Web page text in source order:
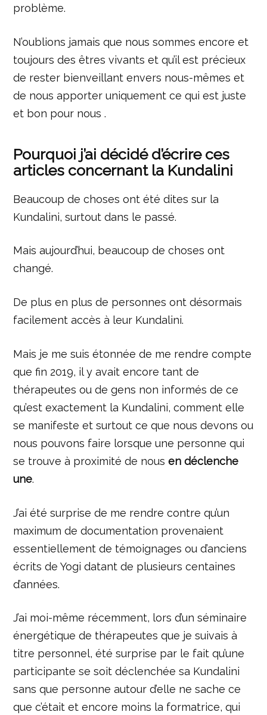
problème.
N’oublions jamais que nous sommes encore et
toujours des êtres vivants et qu’il est précieux
de rester bienveillant envers nous-mêmes et
de nous apporter uniquement ce qui est juste
et bon pour nous .
Pourquoi j’ai décidé d’écrire ces
articles concernant la Kundalini
Beaucoup de choses ont été dites sur la
Kundalini, surtout dans le passé.
Mais aujourd’hui, beaucoup de choses ont
changé.
De plus en plus de personnes ont désormais
facilement accès à leur Kundalini.
Mais je me suis étonnée de me rendre compte
que fin 2019, il y avait encore tant de
thérapeutes ou de gens non informés de ce
qu’est exactement la Kundalini, comment elle
se manifeste et surtout ce que nous devons ou
nous pouvons faire lorsque une personne qui
se trouve à proximité de nousen déclenche
une.
J’ai été surprise de me rendre contre qu’un
maximum de documentation provenaient
essentiellement de témoignages ou d’anciens
écrits de Yogi datant de plusieurs centaines
d’années.
J’ai moi-même récemment, lors d’un séminaire
énergétique de thérapeutes que je suivais à
titre personnel, été surprise par le fait qu’une
participante se soit déclenchée sa Kundalini
sans que personne autour d’elle ne sache ce
que c’était et encore moins la formatrice, qui